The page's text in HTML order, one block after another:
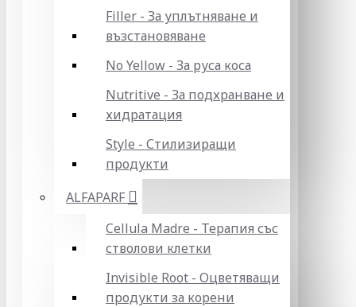
Filler - За уплътняване и
възстановяване
No Yellow - За руса коса
Nutritive - За подхранване и
хидратация
Style - Стилизиращи
продукти
ALFAPARF
Cellula Madre - Терапия със
стволови клетки
Invisible Root - Оцветяващи
продукти за корени